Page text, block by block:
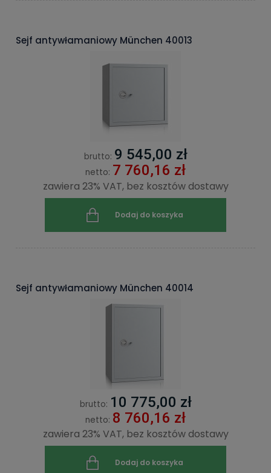
Sejf antywłamaniowy München 40013
brutto: 9 545,00 zł
netto: 7 760,16 zł
zawiera 23% VAT, bez kosztów dostawy
Dodaj do koszyka
Sejf antywłamaniowy München 40014
brutto: 10 775,00 zł
netto: 8 760,16 zł
zawiera 23% VAT, bez kosztów dostawy
Dodaj do koszyka